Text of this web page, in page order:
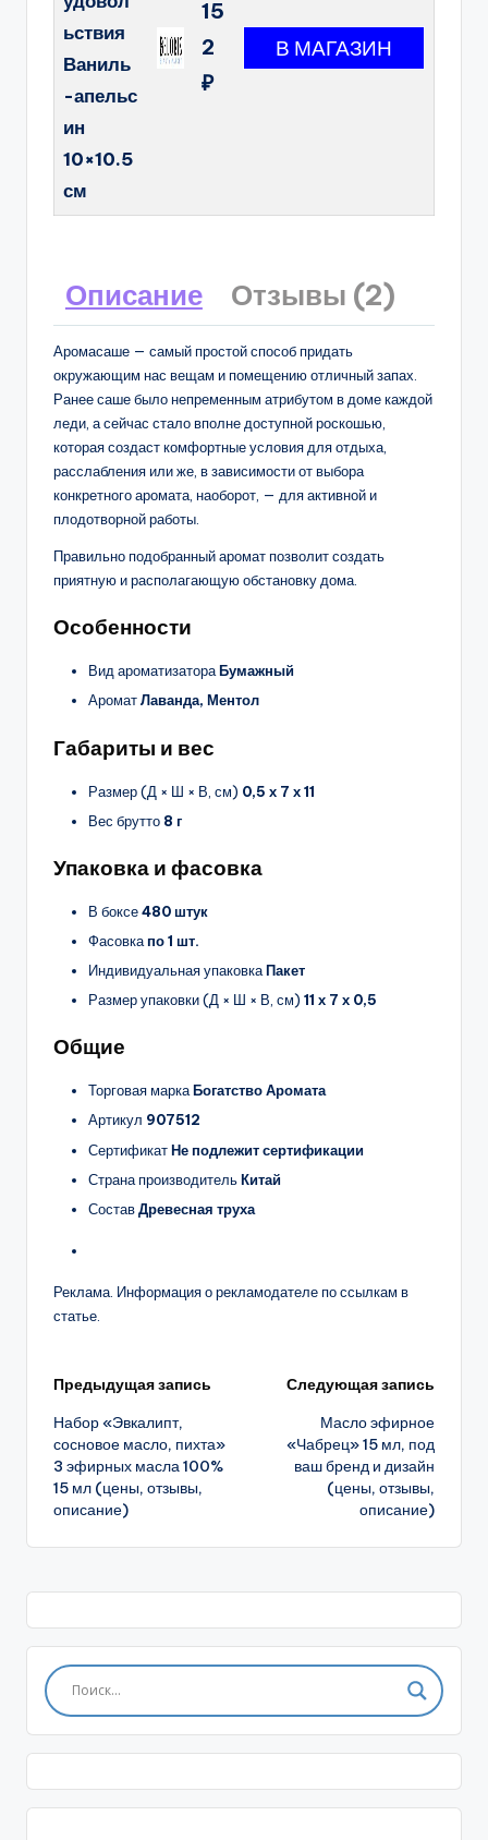
ьствия
Ваниль
-апельс
ин
10×10.5
см
15
2
₽
Описание Отзывы (2)
Аромасаше — самый простой способ придать
окружающим нас вещам и помещению отличный запах.
Ранее саше было непременным атрибутом в доме каждой
леди, а сейчас стало вполне доступной роскошью,
которая создаст комфортные условия для отдыха,
расслабления или же, в зависимости от выбора
конкретного аромата, наоборот, — для активной и
плодотворной работы.
Правильно подобранный аромат позволит создать
приятную и располагающую обстановку дома.
Особенности
Вид ароматизатораБумажный
АроматЛаванда, Ментол
Габариты и вес
Размер (Д × Ш × В, см) 0,5 х 7 х 11
Вес брутто 8 г
Упаковка и фасовка
В боксе480 штук
Фасовкапо 1 шт.
Индивидуальная упаковкаПакет
Размер упаковки (Д × Ш × В, см) 11 х 7 х 0,5
Общие
Торговая маркаБогатство Аромата
Артикул 907512
СертификатНе подлежит сертификации
Страна производительКитай
СоставДревесная труха
Реклама. Информация о рекламодателе по ссылкам в
статье.
Навигация
записи
Предыдущая запись
Набор «Эвкалипт,
сосновое масло, пихта»
3 эфирных масла 100%
15 мл (цены, отзывы,
описание)
Следующая запись
Масло эфирное
«Чабрец» 15 мл, под
ваш бренд и дизайн
(цены, отзывы,
описание)